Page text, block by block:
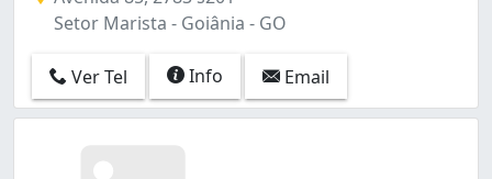
Setor Marista - Goiânia - GO
Ver Tel Info Email